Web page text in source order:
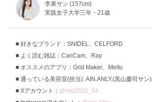
李果サン (157cm)
実践女子大学三年・21歳
好きなブランド：SNIDEL、CELFORD
よく読む雑誌：CanCam、Ray
オススメのアプリ：Grid Maker、Meitu
通っている美容室(担当): AIN.ANLY.(黒山慶司サン)
Xアカウント： @mjc2022_04